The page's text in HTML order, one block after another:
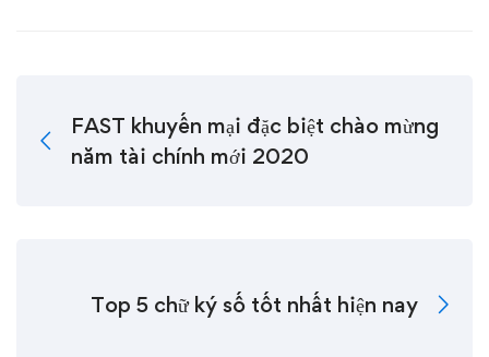
FAST khuyến mại đặc biệt chào mừng
năm tài chính mới 2020
Top 5 chữ ký số tốt nhất hiện nay